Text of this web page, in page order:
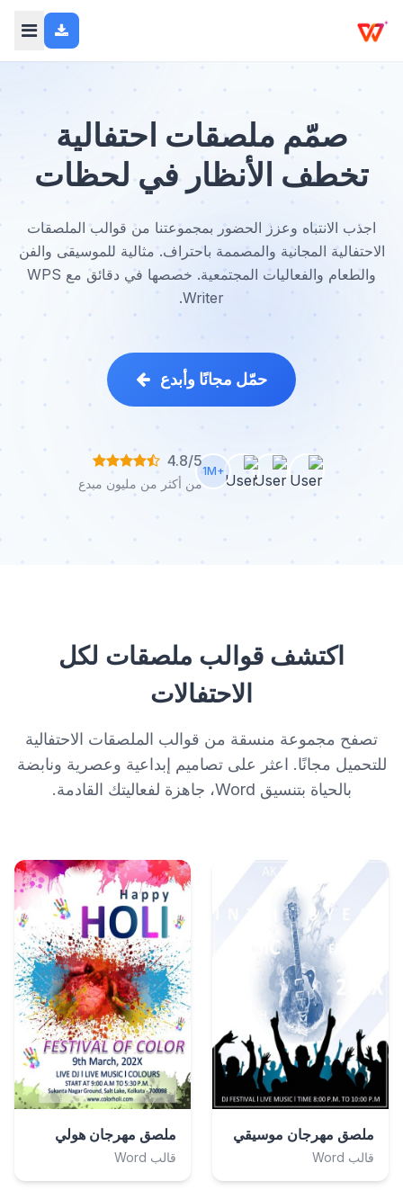
صمّم ملصقات احتفالية
تخطف الأنظار في لحظات
اجذب الانتباه وعزز الحضور بمجموعتنا من قوالب الملصقات
الاحتفالية المجانية والمصممة باحتراف. مثالية للموسيقى والفن
والطعام والفعاليات المجتمعية. خصصها في دقائق مع WPS
Writer.
حمّل مجانًا وأبدع
+1M
4.8/5
من أكثر من مليون مبدع
اكتشف قوالب ملصقات لكل
الاحتفالات
تصفح مجموعة منسقة من قوالب الملصقات الاحتفالية
للتحميل مجانًا. اعثر على تصاميم إبداعية وعصرية ونابضة
بالحياة بتنسيق Word، جاهزة لفعاليتك القادمة.
ملصق مهرجان موسيقي
قالب Word
ملصق مهرجان هولي
قالب Word